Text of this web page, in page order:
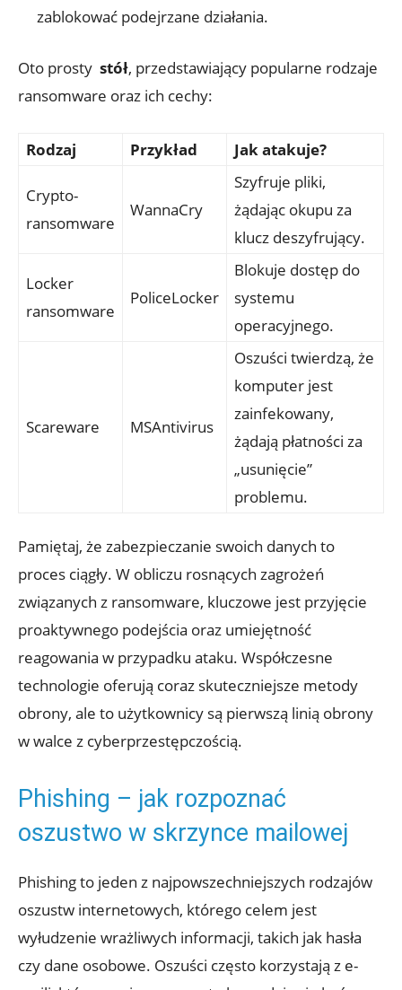
zablokować podejrzane działania.
Oto prosty ⁢ stół, przedstawiający popularne rodzaje
ransomware​ oraz ‌ich cechy:
Rodzaj Przykład Jak atakuje?
Crypto-
ransomware
WannaCry
Szyfruje pliki,⁣
żądając okupu za⁣
klucz‌ deszyfrujący.
Locker
ransomware
PoliceLocker
Blokuje dostęp⁣ do ​
systemu
operacyjnego.
Scareware MSAntivirus
Oszuści twierdzą, że
komputer⁢ jest
zainfekowany,
żądają płatności za
„usunięcie”
problemu.
Pamiętaj, że zabezpieczanie ⁤swoich danych to⁤
proces ciągły. W obliczu rosnących zagrożeń
związanych ⁣z ransomware, kluczowe jest⁤ przyjęcie
proaktywnego podejścia oraz umiejętność
reagowania w przypadku ataku. Współczesne
technologie oferują coraz skuteczniejsze metody
obrony, ⁣ale ⁣to⁣ użytkownicy ⁤są⁢ pierwszą ⁣linią ⁤obrony
w ⁣walce z cyberprzestępczością.
Phishing – ​jak rozpoznać
oszustwo w skrzynce mailowej
Phishing to jeden z najpowszechniejszych rodzajów
oszustw internetowych,⁤ którego celem jest
wyłudzenie wrażliwych informacji, takich⁢ jak hasła
czy dane osobowe. Oszuści często korzystają ⁣z e-